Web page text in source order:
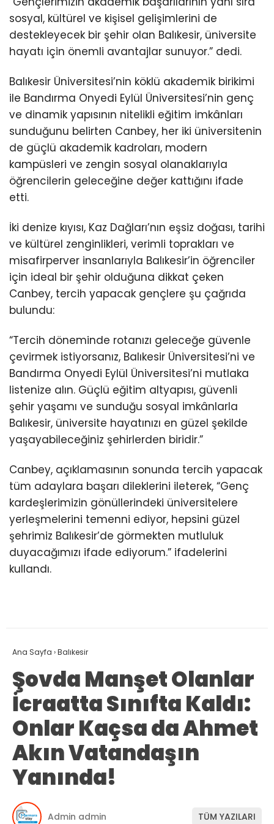
sosyal, kültürel ve kişisel gelişimlerini de
destekleyecek bir şehir olan Balıkesir, üniversite
hayatı için önemli avantajlar sunuyor.” dedi.
Balıkesir Üniversitesi’nin köklü akademik birikimi
ile Bandırma Onyedi Eylül Üniversitesi’nin genç
ve dinamik yapısının nitelikli eğitim imkânları
sunduğunu belirten Canbey, her iki üniversitenin
de güçlü akademik kadroları, modern
kampüsleri ve zengin sosyal olanaklarıyla
öğrencilerin geleceğine değer kattığını ifade
etti.
İki denize kıyısı, Kaz Dağları’nın eşsiz doğası, tarihi
ve kültürel zenginlikleri, verimli toprakları ve
misafirperver insanlarıyla Balıkesir’in öğrenciler
için ideal bir şehir olduğuna dikkat çeken
Canbey, tercih yapacak gençlere şu çağrıda
bulundu:
“Tercih döneminde rotanızı geleceğe güvenle
çevirmek istiyorsanız, Balıkesir Üniversitesi’ni ve
Bandırma Onyedi Eylül Üniversitesi’ni mutlaka
listenize alın. Güçlü eğitim altyapısı, güvenli
şehir yaşamı ve sunduğu sosyal imkânlarla
Balıkesir, üniversite hayatınızı en güzel şekilde
yaşayabileceğiniz şehirlerden biridir.”
Canbey, açıklamasının sonunda tercih yapacak
tüm adaylara başarı dileklerini ileterek, “Genç
kardeşlerimizin gönüllerindeki üniversitelere
yerleşmelerini temenni ediyor, hepsini güzel
şehrimiz Balıkesir’de görmekten mutluluk
duyacağımızı ifade ediyorum.” ifadelerini
kullandı.
Ana Sayfa ›Balıkesir
Şovda Manşet Olanlar
İcraatta Sınıfta Kaldı:
Onlar Kaçsa da Ahmet
Akın Vatandaşın
Yanında!
Admin admin TÜM YAZILARI